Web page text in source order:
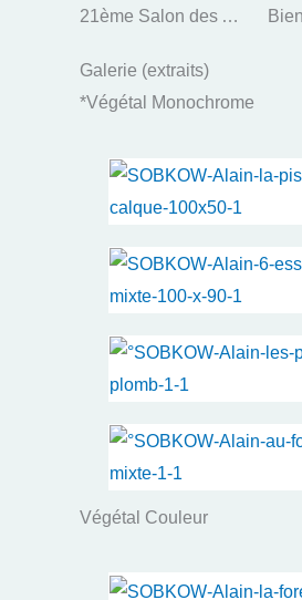
21ème Salon des Arts - Contrastes
Galerie (extraits)
*Végétal Monochrome
Végétal Couleur